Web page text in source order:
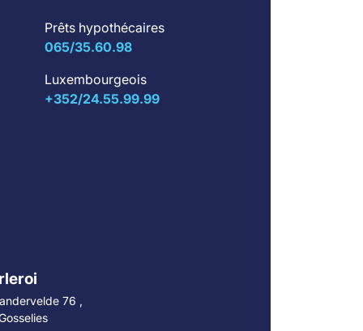
Prêts hypothécaires
065/35.60.98
Luxembourgeois
+352/24.55.99.99
76 ,